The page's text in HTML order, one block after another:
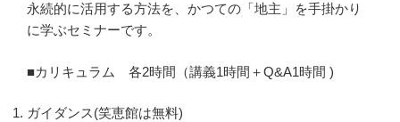
永続的に活用する方法を、かつての「地主」を手掛かり
に学ぶセミナーです。
■カリキュラム 各2時間（講義1時間＋Q&A1時間 )
ガイダンス(笑恵館は無料)